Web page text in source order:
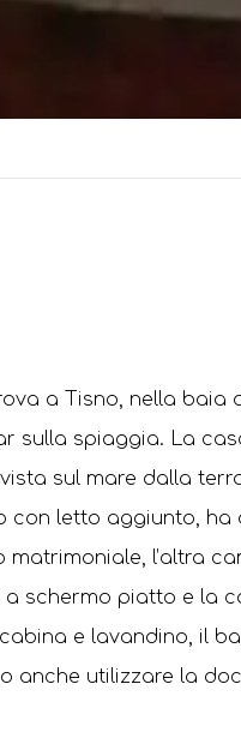
a Tisno, nella baia
sulla spiaggia. La
sul mare dalla
con letto aggiunto, ha
l’altra
schermo piatto e la
e lavandino, il
anche utilizzare la